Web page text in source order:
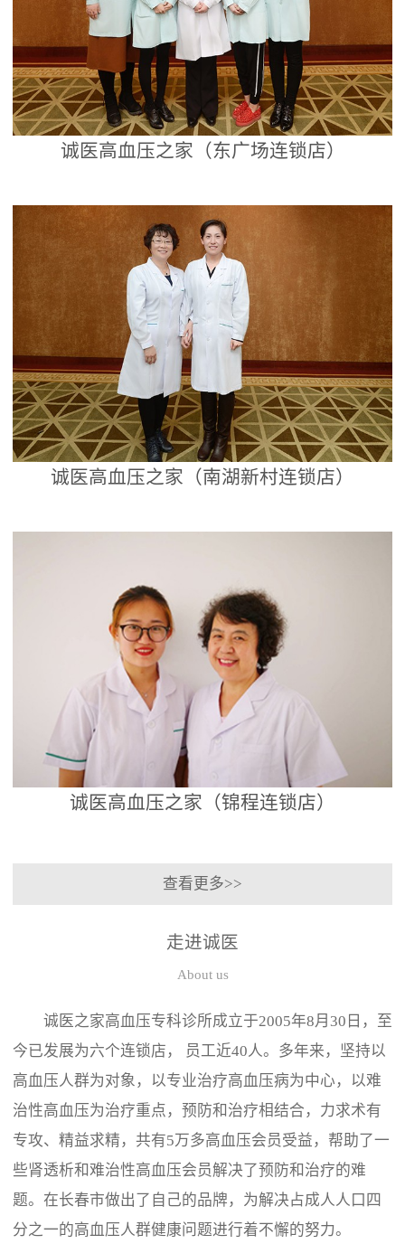
诚医高血压之家（东广场连锁店）
诚医高血压之家（南湖新村连锁店）
诚医高血压之家（锦程连锁店）
查看更多>>
走进诚医
About us
诚医之家高血压专科诊所成立于2005年8月30日，至
今已发展为六个连锁店， 员工近40人。多年来，坚持以
高血压人群为对象，以专业治疗高血压病为中心，以难
治性高血压为治疗重点，预防和治疗相结合，力求术有
专攻、精益求精，共有5万多高血压会员受益，帮助了一
些肾透析和难治性高血压会员解决了预防和治疗的难
题。在长春市做出了自己的品牌，为解决占成人人口四
分之一的高血压人群健康问题进行着不懈的努力。